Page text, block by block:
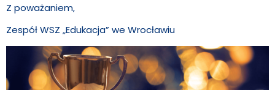
Z poważaniem,
Zespół WSZ „Edukacja” we Wrocławiu